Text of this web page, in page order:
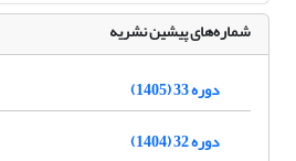
شماره‌های پیشین نشریه
دوره 33 (1405)
دوره 32 (1404)